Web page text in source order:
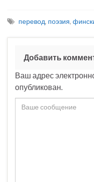
перевод, поэзия,
Добавить
Ваш адрес
опубликован.